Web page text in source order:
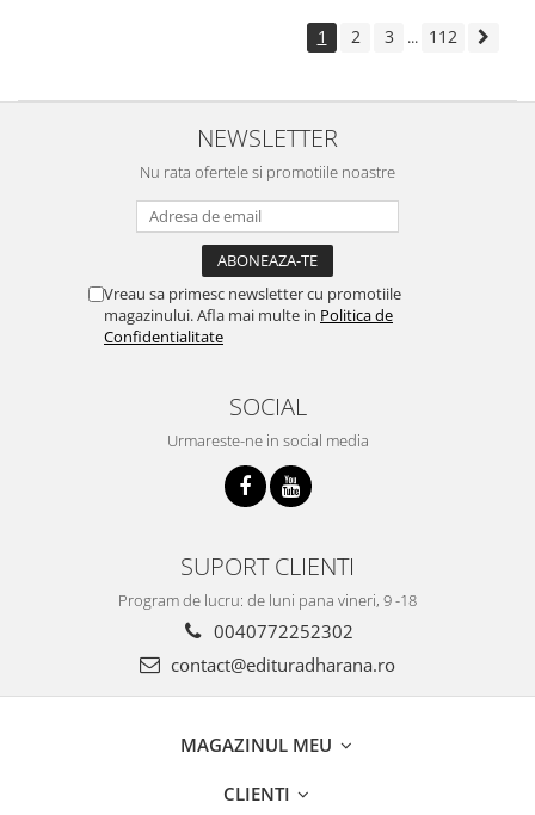
1 2 3 ... 112
NEWSLETTER
Nu rata ofertele si promotiile noastre
Vreau sa primesc newsletter cu promotiile
magazinului. Afla mai multe in Politica de
Confidentialitate
SOCIAL
Urmareste-ne in social media
SUPORT CLIENTI
Program de lucru: de luni pana vineri, 9 -18
0040772252302
contact@edituradharana.ro
MAGAZINUL MEU
CLIENTI